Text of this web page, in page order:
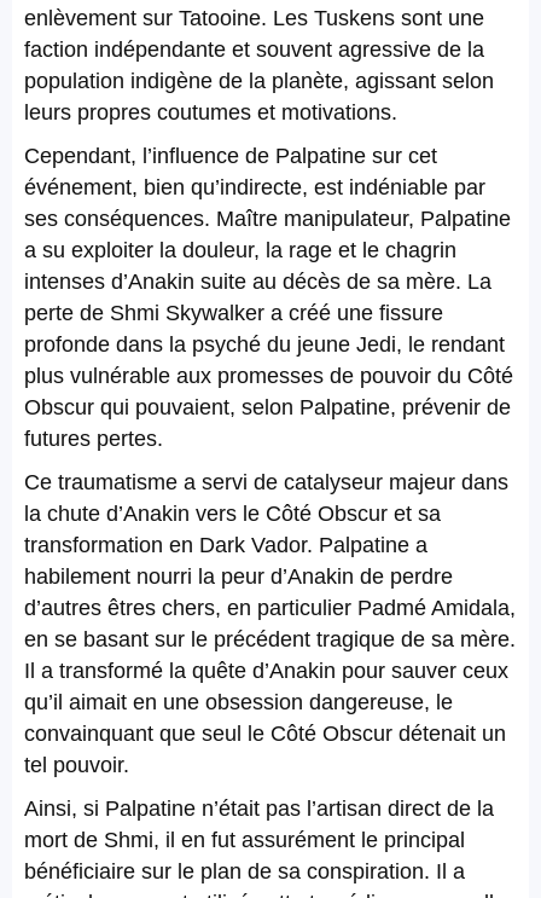
enlèvement sur Tatooine. Les Tuskens sont une
faction indépendante et souvent agressive de la
population indigène de la planète, agissant selon
leurs propres coutumes et motivations.
Cependant, l’influence de Palpatine sur cet
événement, bien qu’indirecte, est indéniable par
ses conséquences. Maître manipulateur, Palpatine
a su exploiter la douleur, la rage et le chagrin
intenses d’Anakin suite au décès de sa mère. La
perte de Shmi Skywalker a créé une fissure
profonde dans la psyché du jeune Jedi, le rendant
plus vulnérable aux promesses de pouvoir du Côté
Obscur qui pouvaient, selon Palpatine, prévenir de
futures pertes.
Ce traumatisme a servi de catalyseur majeur dans
la chute d’Anakin vers le Côté Obscur et sa
transformation en Dark Vador. Palpatine a
habilement nourri la peur d’Anakin de perdre
d’autres êtres chers, en particulier Padmé Amidala,
en se basant sur le précédent tragique de sa mère.
Il a transformé la quête d’Anakin pour sauver ceux
qu’il aimait en une obsession dangereuse, le
convainquant que seul le Côté Obscur détenait un
tel pouvoir.
Ainsi, si Palpatine n’était pas l’artisan direct de la
mort de Shmi, il en fut assurément le principal
bénéficiaire sur le plan de sa conspiration. Il a